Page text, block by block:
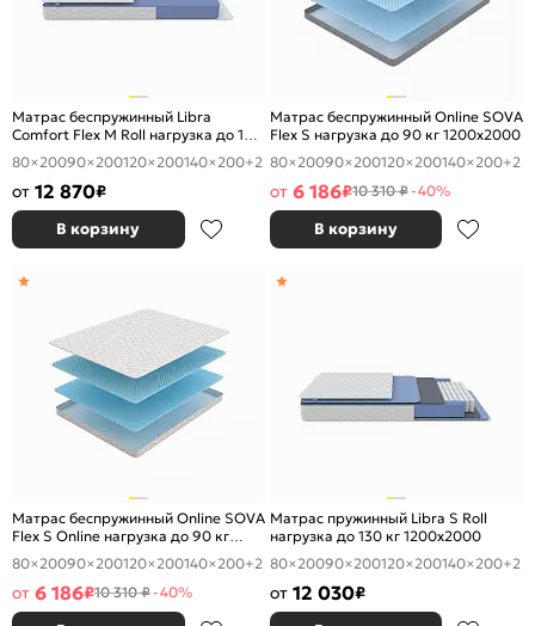
Матрас беспружинный Libra
Comfort Flex M Roll нагрузка до 120
кг 1200x2000
80×20090×200120×200140×200+2
от 12 870₽
В корзину
Матрас беспружинный Online SOVA
Flex S нагрузка до 90 кг 1200x2000
80×20090×200120×200140×200+2
от 6 186₽10 310 ₽-40%
В корзину
Матрас беспружинный Online SOVA
Flex S Online нагрузка до 90 кг
1200x2000
80×20090×200120×200140×200+2
от 6 186₽10 310 ₽-40%
Матрас пружинный Libra S Roll
нагрузка до 130 кг 1200x2000
80×20090×200120×200140×200+2
от 12 030₽